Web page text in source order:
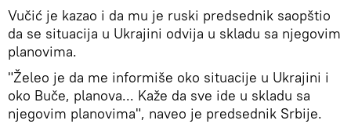
Vučić je kazao i da mu je ruski predsednik saopštio
da se situacija u Ukrajini odvija u skladu sa njegovim
planovima.
"Želeo je da me informiše oko situacije u Ukrajini i
oko Buče, planova... Kaže da sve ide u skladu sa
njegovim planovima", naveo je predsednik Srbije.